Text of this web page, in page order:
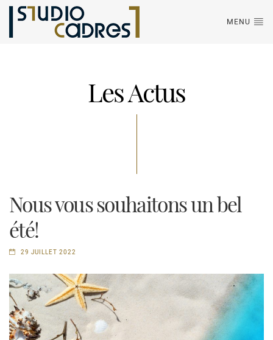
MENU
Les Actus
Nous vous souhaitons un bel
été!
29 JUILLET 2022